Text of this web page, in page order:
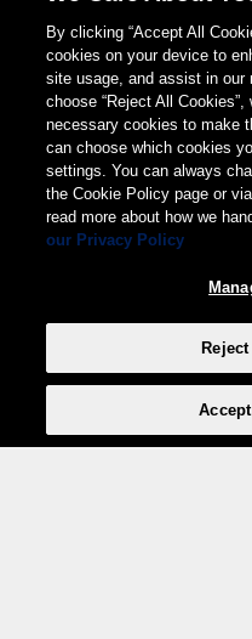
By clicking “Accept All
cookies on your device to
site usage, and assist in
choose “Reject All
necessary cookies to make
can choose which cookies
settings. You can always
the Cookie Policy page or
read more about how we
our Privacy Policy